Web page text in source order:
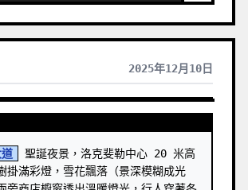
2025年12月10日
聖誕夜景，洛克斐勒中心 20 米高
掛滿彩燈，雪花飄落（景深模糊成光